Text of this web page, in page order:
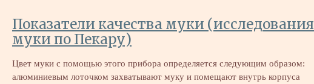
Показатели качества муки (исследования
муки по Пекару)
Цвет муки с помощью этого прибора определяется следующим образом:
алюминиевым лоточком захватывают муку и помещают внутрь корпуса